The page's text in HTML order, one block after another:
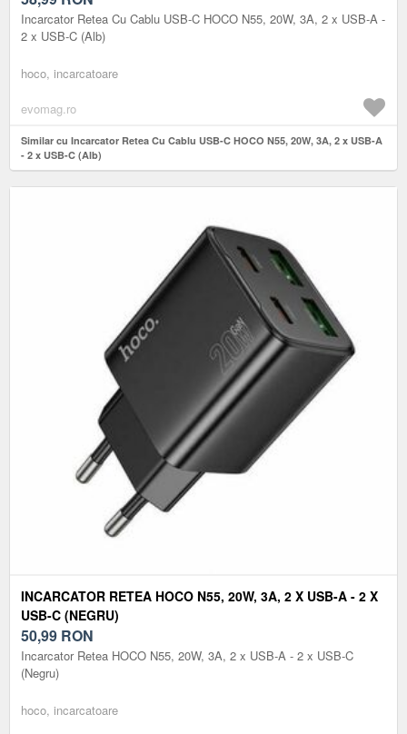
Incarcator Retea Cu Cablu USB-C HOCO N55, 20W, 3A, 2 x USB-A -
2 x USB-C (Alb)
hoco, incarcatoare
evomag.ro
Similar cu Incarcator Retea Cu Cablu USB-C HOCO N55, 20W, 3A, 2 x USB-A
- 2 x USB-C (Alb)
INCARCATOR RETEA HOCO N55, 20W, 3A, 2 X USB-A - 2 X
USB-C (NEGRU)
50,99 RON
Incarcator Retea HOCO N55, 20W, 3A, 2 x USB-A - 2 x USB-C
(Negru)
hoco, incarcatoare